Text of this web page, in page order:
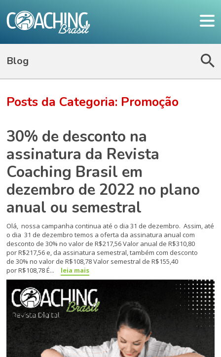
Blog
Posts da Categoria: Promoção
30% de desconto na
assinatura da Revista
Coaching Brasil em
dezembro de 2022 no plano
anual ou semestral
Olá, nossa campanha continua até o dia 31 de dezembro. Assim, até
o dia 31 de dezembro temos a oferta da assinatura anual com
desconto de 30% no valor de R$217,56 Valor anual de R$310,80
por R$217,56 e, da assinatura semestral, também com desconto
de 30% no valor de R$108,78 Valor semestral de R$155,40
por R$108,78 É...
leia mais